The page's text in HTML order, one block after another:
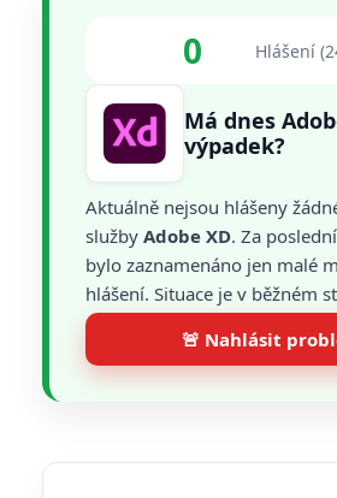
0 Hlášení
Má dnes
výpadek?
Aktuálně nejsou hlášeny
služby Adobe XD. Za
bylo zaznamenáno jen malé
hlášení. Situace je v běžném
🚨 Nahlásit